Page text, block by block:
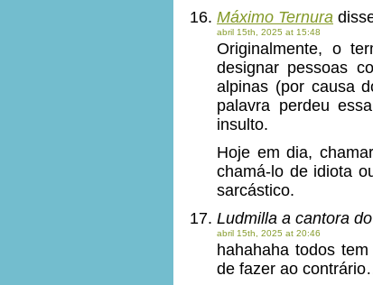
Máximo Ternura
abril 15th, 2025 at 15:48
Originalmente, o
designar pessoas
alpinas (por causa
palavra perdeu
insulto.
Hoje em dia,
chamá-lo de idiota
sarcástico.
Ludmilla a cantora
abril 15th, 2025 at 20:46
hahahaha todos
de fazer ao